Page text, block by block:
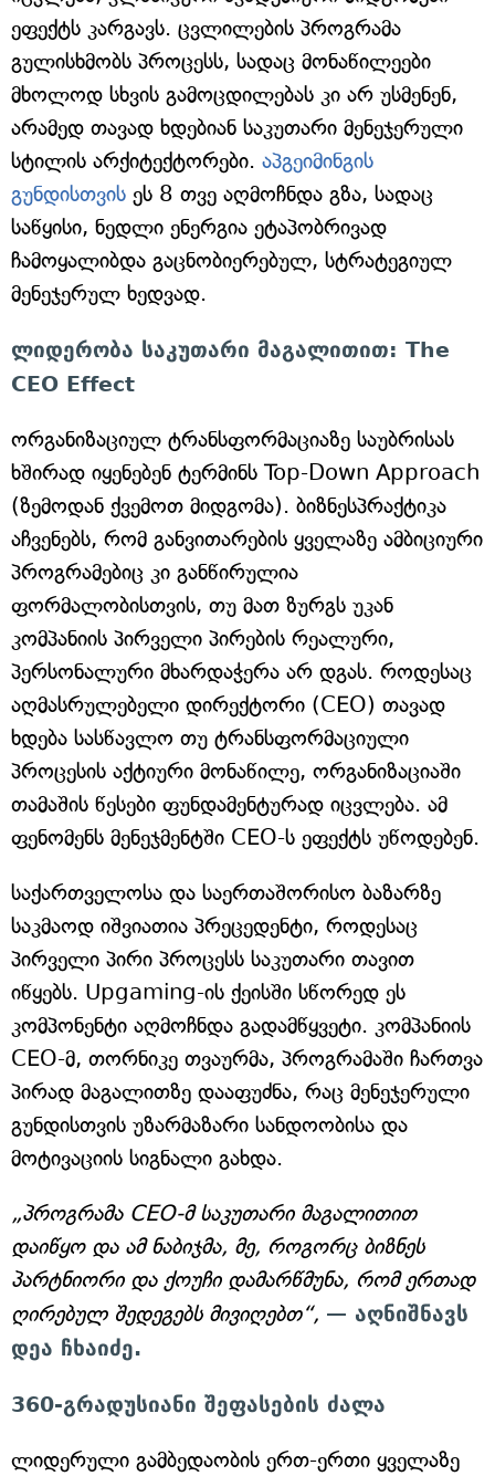
ეფექტს კარგავს. ცვლილების პროგრამა
გულისხმობს პროცესს, სადაც მონაწილეები
მხოლოდ სხვის გამოცდილებას კი არ უსმენენ,
არამედ თავად ხდებიან საკუთარი მენეჯერული
სტილის არქიტექტორები. აპგეიმინგის
გუნდისთვის ეს 8 თვე აღმოჩნდა გზა, სადაც
საწყისი, ნედლი ენერგია ეტაპობრივად
ჩამოყალიბდა გაცნობიერებულ, სტრატეგიულ
მენეჯერულ ხედვად.
ლიდერობა საკუთარი მაგალითით: The
CEO Effect
ორგანიზაციულ ტრანსფორმაციაზე საუბრისას
ხშირად იყენებენ ტერმინს Top-Down Approach
(ზემოდან ქვემოთ მიდგომა). ბიზნესპრაქტიკა
აჩვენებს, რომ განვითარების ყველაზე ამბიციური
პროგრამებიც კი განწირულია
ფორმალობისთვის, თუ მათ ზურგს უკან
კომპანიის პირველი პირების რეალური,
პერსონალური მხარდაჭერა არ დგას. როდესაც
აღმასრულებელი დირექტორი (CEO) თავად
ხდება სასწავლო თუ ტრანსფორმაციული
პროცესის აქტიური მონაწილე, ორგანიზაციაში
თამაშის წესები ფუნდამენტურად იცვლება. ამ
ფენომენს მენეჯმენტში CEO-ს ეფექტს უწოდებენ.
საქართველოსა და საერთაშორისო ბაზარზე
საკმაოდ იშვიათია პრეცედენტი, როდესაც
პირველი პირი პროცესს საკუთარი თავით
იწყებს. Upgaming-ის ქეისში სწორედ ეს
კომპონენტი აღმოჩნდა გადამწყვეტი. კომპანიის
CEO-მ, თორნიკე თვაურმა, პროგრამაში ჩართვა
პირად მაგალითზე დააფუძნა, რაც მენეჯერული
გუნდისთვის უზარმაზარი სანდოობისა და
მოტივაციის სიგნალი გახდა.
„პროგრამა CEO-მ საკუთარი მაგალითით
დაიწყო და ამ ნაბიჯმა, მე, როგორც ბიზნეს
პარტნიორი და ქოუჩი დამარწმუნა, რომ ერთად
ღირებულ შედეგებს მივიღებთ“, — აღნიშნავს
დეა ჩხაიძე.
360-გრადუსიანი შეფასების ძალა
ლიდერული გამბედაობის ერთ-ერთი ყველაზე